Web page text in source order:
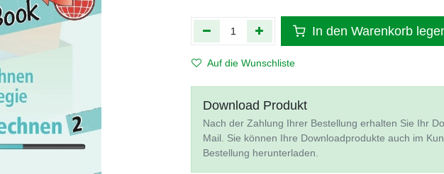
In den Warenkorb
Auf die Wunschliste
Download Produkt
Nach der Zahlung Ihrer Bestellung erhalten Sie Ihr
Mail. Sie können Ihre Downloadprodukte auch im
Bestellung herunterladen.